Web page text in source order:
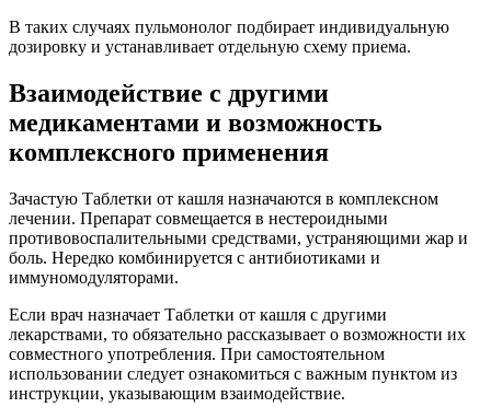
В таких случаях пульмонолог подбирает индивидуальную
дозировку и устанавливает отдельную схему приема.
Взаимодействие с другими
медикаментами и возможность
комплексного применения
Зачастую Таблетки от кашля назначаются в комплексном
лечении. Препарат совмещается в нестероидными
противовоспалительными средствами, устраняющими жар и
боль. Нередко комбинируется с антибиотиками и
иммуномодуляторами.
Если врач назначает Таблетки от кашля с другими
лекарствами, то обязательно рассказывает о возможности их
совместного употребления. При самостоятельном
использовании следует ознакомиться с важным пунктом из
инструкции, указывающим взаимодействие.